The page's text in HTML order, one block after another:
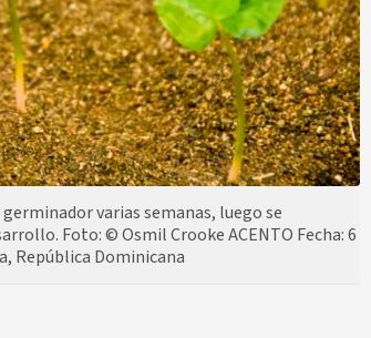
varias semanas, luego se
Foto: © Osmil Crooke ACENTO Fecha: 6
República Dominicana